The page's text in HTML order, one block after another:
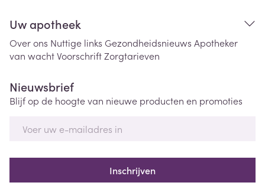
Uw apotheek
Over ons Nuttige links Gezondheidsnieuws Apotheker
van wachtVoorschriftZorgtarieven
Nieuwsbrief
Blijf op de hoogte van nieuwe producten en promoties
Inschrijven